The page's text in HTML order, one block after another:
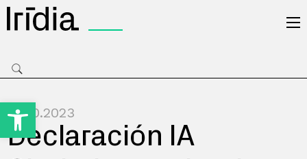
Open toolbar
05.10.2023
Declaración IA